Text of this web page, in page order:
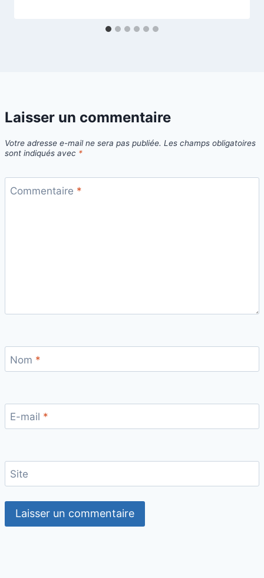
Laisser un commentaire
Votre adresse e-mail ne sera pas publiée. Les champs obligatoires
sont indiqués avec *
Commentaire *
Nom *
E-mail *
Site